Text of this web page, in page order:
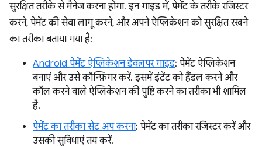
सुरक्षित तरीके से मैनेज करना होगा. इन गाइड में, पेमेंट के तरीके रजिस्टर
करने, पेमेंट की सेवा लागू करने, और अपने ऐप्लिकेशन को सुरक्षित रखने
का तरीका बताया गया है:
Android पेमेंट ऐप्लिकेशन डेवलपर गाइड: पेमेंट ऐप्लिकेशन
बनाएं और उसे कॉन्फ़िगर करें. इसमें इंटेंट को हैंडल करने और
कॉल करने वाले ऐप्लिकेशन की पुष्टि करने का तरीका भी शामिल
है.
पेमेंट का तरीका सेट अप करना: पेमेंट का तरीका रजिस्टर करें और
उसकी सुविधाएं तय करें.